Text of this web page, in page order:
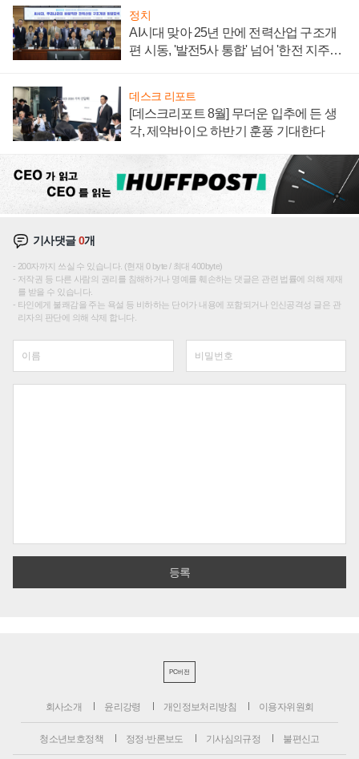
정치
AI시대 맞아 25년 만에 전력산업 구조개
편 시동, '발전5사 통합' 넘어 '한전 지주사'
데스크 리포트
[데스크리포트 8월] 무더운 입추에 든 생
각, 제약바이오 하반기 훈풍 기대한다
기사댓글0개
200자까지 쓰실 수 있습니다. (현재 0 byte / 최대 400byte)
저작권 등 다른 사람의 권리를 침해하거나 명예를 훼손하는 댓글은 관련 법률에 의해 제재
를 받을 수 있습니다.
타인에게 불쾌감을 주는 욕설 등 비하하는 단어가 내용에 포함되거나 인신공격성 글은 관
리자의 판단에 의해 삭제 합니다.
PC버전
회사소개 윤리강령 개인정보처리방침 이용자위원회
청소년보호정책 정정·반론보도 기사심의규정 불편신고